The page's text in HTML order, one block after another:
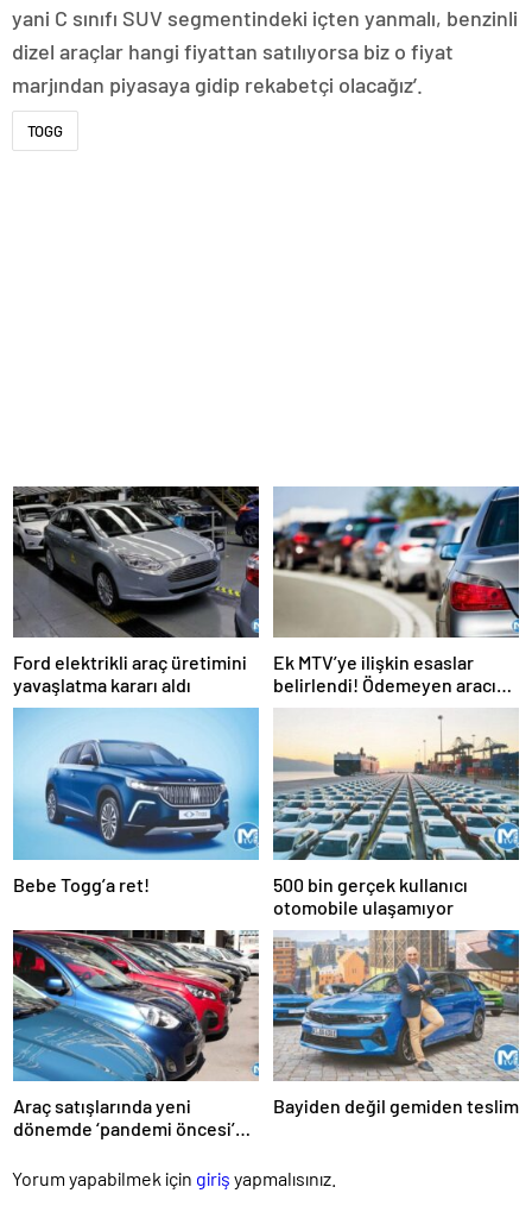
yani C sınıfı SUV segmentindeki içten yanmalı, benzinli
dizel araçlar hangi fiyattan satılıyorsa biz o fiyat
marjından piyasaya gidip rekabetçi olacağız’.
TOGG
Ford elektrikli araç üretimini
yavaşlatma kararı aldı
Ek MTV’ye ilişkin esaslar
belirlendi! Ödemeyen aracını
satamayacak
Bebe Togg’a ret!
500 bin gerçek kullanıcı
otomobile ulaşamıyor
Araç satışlarında yeni
dönemde ‘pandemi öncesi’
Bayiden değil gemiden teslim
Yorum yapabilmek için giriş yapmalısınız.